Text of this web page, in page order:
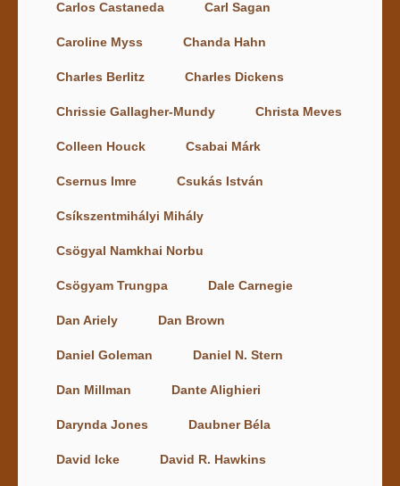
Carlos Castaneda Carl Sagan
Caroline Myss Chanda Hahn
Charles Berlitz Charles Dickens
Chrissie Gallagher-Mundy Christa Meves
Colleen Houck Csabai Márk
Csernus Imre Csukás István
Csíkszentmihályi Mihály
Csögyal Namkhai Norbu
Csögyam Trungpa Dale Carnegie
Dan Ariely Dan Brown
Daniel Goleman Daniel N. Stern
Dan Millman Dante Alighieri
Darynda Jones Daubner Béla
David Icke David R. Hawkins